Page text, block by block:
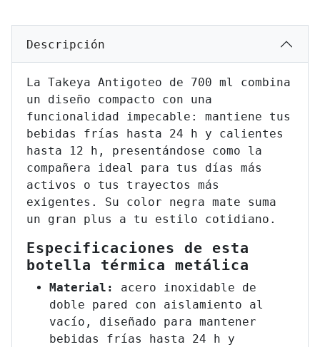
Descripción
La Takeya Antigoteo de 700 ml combina
un diseño compacto con una
funcionalidad impecable: mantiene tus
bebidas frías hasta 24 h y calientes
hasta 12 h, presentándose como la
compañera ideal para tus días más
activos o tus trayectos más
exigentes. Su color negra mate suma
un gran plus a tu estilo cotidiano.
Especificaciones de esta
botella térmica metálica
Material: acero inoxidable de
doble pared con aislamiento al
vacío, diseñado para mantener
bebidas frías hasta 24 h y